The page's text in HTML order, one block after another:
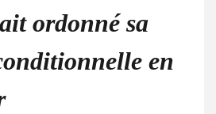
ordonné sa
en